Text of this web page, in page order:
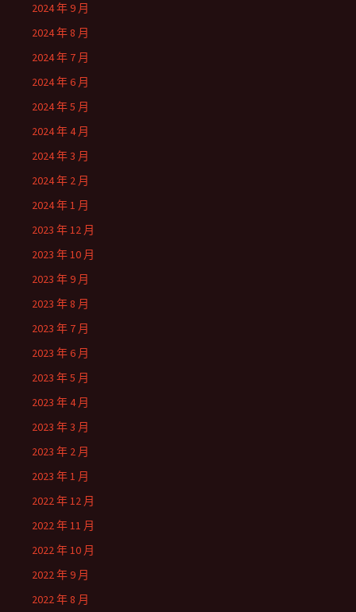
2024 年 9 月
2024 年 8 月
2024 年 7 月
2024 年 6 月
2024 年 5 月
2024 年 4 月
2024 年 3 月
2024 年 2 月
2024 年 1 月
2023 年 12 月
2023 年 10 月
2023 年 9 月
2023 年 8 月
2023 年 7 月
2023 年 6 月
2023 年 5 月
2023 年 4 月
2023 年 3 月
2023 年 2 月
2023 年 1 月
2022 年 12 月
2022 年 11 月
2022 年 10 月
2022 年 9 月
2022 年 8 月